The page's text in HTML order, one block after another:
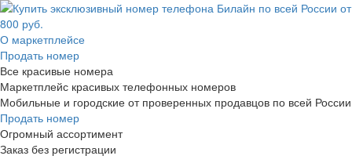
О маркетплейсе
Продать номер
Все красивые номера
Маркетплейс красивых телефонных номеров
Мобильные и городские от проверенных продавцов по всей России
Продать номер
Огромный ассортимент
Заказ без регистрации